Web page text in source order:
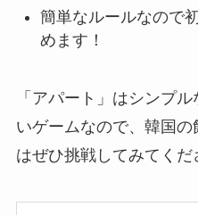
簡単なルールなので
めます！
「アパート」はシンプ
いゲームなので、韓国
はぜひ挑戦してみてくだ